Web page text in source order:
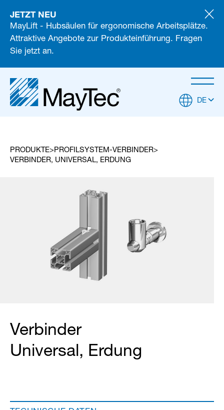
JETZT NEU
MayLift - Hubsäulen für ergonomische Arbeitsplätze.
Attraktive Angebote zur Produkteinführung. Fragen
Sie jetzt an.
DE
PRODUKTE
PROFILSYSTEM-VERBINDER
VERBINDER, UNIVERSAL, ERDUNG
Verbinder
Universal, Erdung